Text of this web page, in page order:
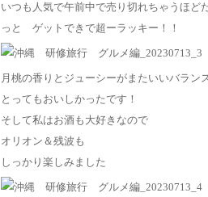
いつも人気で午前中で売り切れちゃうほど
っと ゲットできで超ーラッキー！！
月桃の香りとジューシーがまたいいバラン
とってもおいしかったです！
そして私はお酒も大好きなので
オリオン＆残波も
しっかり楽しみました